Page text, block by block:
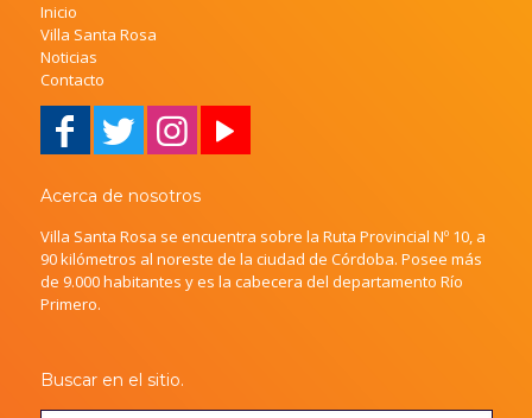
Inicio
Villa Santa Rosa
Noticias
Contacto
Acerca de nosotros
Villa Santa Rosa se encuentra sobre la Ruta Provincial Nº 10, a
90 kilómetros al noreste de la ciudad de Córdoba. Posee más
de 9.000 habitantes y es la cabecera del departamento Río
Primero.
Buscar en el sitio.